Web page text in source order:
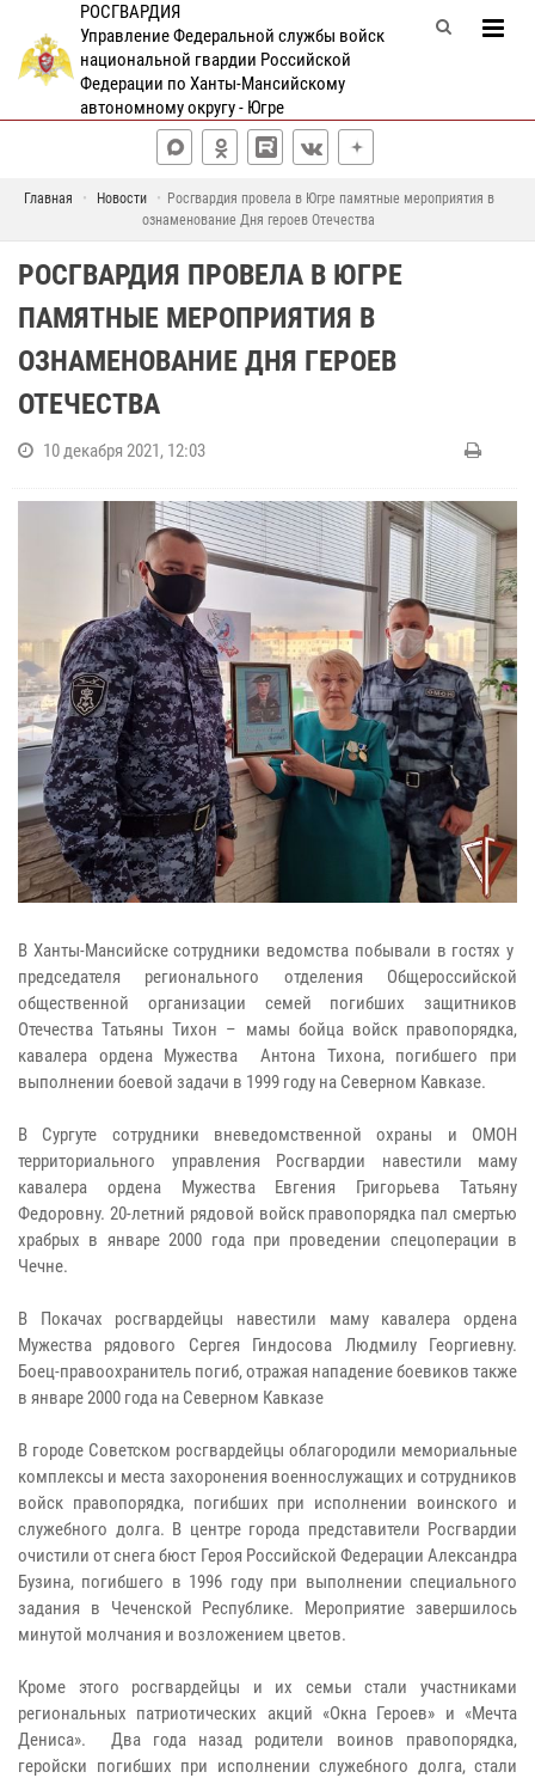
РОСГВАРДИЯ
Управление Федеральной службы войск
национальной гвардии Российской
Федерации по Ханты-Мансийскому
автономному округу - Югре
Главная Новости
Росгвардия провела в Югре памятные мероприятия в
ознаменование Дня героев Отечества
РОСГВАРДИЯ ПРОВЕЛА В ЮГРЕ
ПАМЯТНЫЕ МЕРОПРИЯТИЯ В
ОЗНАМЕНОВАНИЕ ДНЯ ГЕРОЕВ
ОТЕЧЕСТВА
10 декабря 2021, 12:03
В Ханты-Мансийске сотрудники ведомства побывали в гостях у
председателя регионального отделения Общероссийской
общественной организации семей погибших защитников
Отечества Татьяны Тихон – мамы бойца войск правопорядка,
кавалера ордена Мужества Антона Тихона, погибшего при
выполнении боевой задачи в 1999 году на Северном Кавказе.
В Сургуте сотрудники вневедомственной охраны и ОМОН
территориального управления Росгвардии навестили маму
кавалера ордена Мужества Евгения Григорьева Татьяну
Федоровну. 20-летний рядовой войск правопорядка пал смертью
храбрых в январе 2000 года при проведении спецоперации в
Чечне.
В Покачах росгвардейцы навестили маму кавалера ордена
Мужества рядового Сергея Гиндосова Людмилу Георгиевну.
Боец-правоохранитель погиб, отражая нападение боевиков также
в январе 2000 года на Северном Кавказе
В городе Советском росгвардейцы облагородили мемориальные
комплексы и места захоронения военнослужащих и сотрудников
войск правопорядка, погибших при исполнении воинского и
служебного долга. В центре города представители Росгвардии
очистили от снега бюст Героя Российской Федерации Александра
Бузина, погибшего в 1996 году при выполнении специального
задания в Чеченской Республике. Мероприятие завершилось
минутой молчания и возложением цветов.
Кроме этого росгвардейцы и их семьи стали участниками
региональных патриотических акций «Окна Героев» и «Мечта
Дениса». Два года назад родители воинов правопорядка,
геройски погибших при исполнении служебного долга, стали